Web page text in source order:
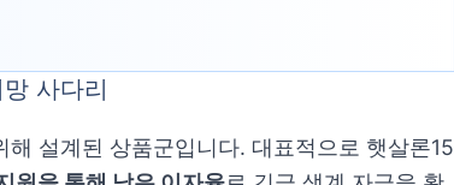
사다리
설계된 상품군입니다. 대표적으로 햇살론15